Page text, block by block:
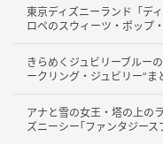
本まとめたセットか
バームクーヘンを組
います。
一部商品はお中元期
ます。
東京ディズニーランド「デ
ロペのスウィーツ・ポップ
きらめくジュビリーブルー
ークリング・ジュビリー”ま
アナと雪の女王・塔の上の
ズニーシー｢ファンタジース